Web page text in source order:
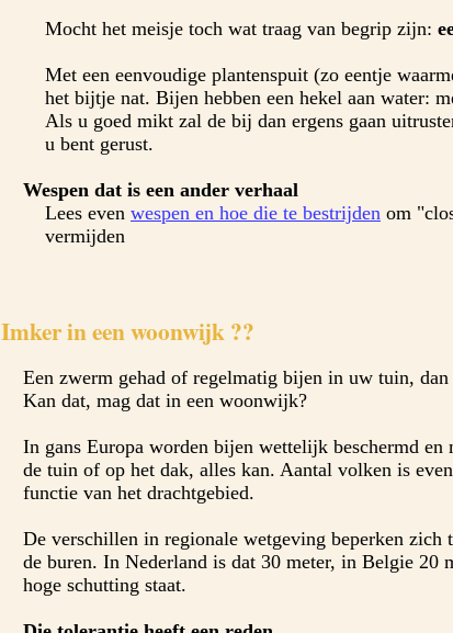
Mocht het meisje toch wat traag van begrip zijn:
Met een eenvoudige plantenspuit (zo eentje
het bijtje nat. Bijen hebben een hekel aan water:
Als u goed mikt zal de bij dan ergens gaan
u bent gerust.
Wespen dat is een ander verhaal
Lees even wespen en hoe die te bestrijden om
vermijden
Imker in een woonwijk ??
Een zwerm gehad of regelmatig bijen in uw tuin,
Kan dat, mag dat in een woonwijk?
In gans Europa worden bijen wettelijk beschermd
de tuin of op het dak, alles kan. Aantal volken is
functie van het drachtgebied.
De verschillen in regionale wetgeving beperken zich
de buren. In Nederland is dat 30 meter, in Belgie 20
hoge schutting staat.